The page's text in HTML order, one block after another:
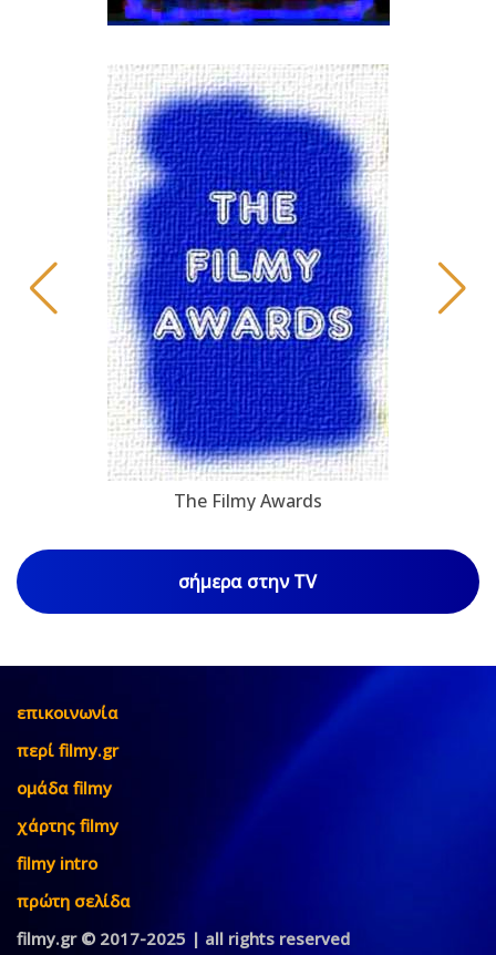
The Filmy Awards
σήμερα στην TV
επικοινωνία
περί filmy.gr
ομάδα filmy
χάρτης filmy
filmy intro
πρώτη σελίδα
filmy.gr © 2017-2025 | all rights reserved